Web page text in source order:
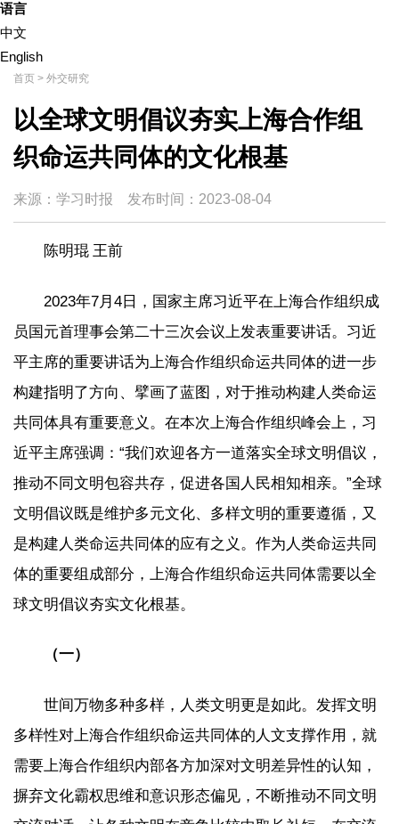
语言
中文
English
首页 > 外交研究
以全球文明倡议夯实上海合作组
织命运共同体的文化根基
来源：学习时报 发布时间： 2023-08-04
陈明琨 王前
2023年7月4日，国家主席习近平在上海合作组织成
员国元首理事会第二十三次会议上发表重要讲话。习近
平主席的重要讲话为上海合作组织命运共同体的进一步
构建指明了方向、擘画了蓝图，对于推动构建人类命运
共同体具有重要意义。在本次上海合作组织峰会上，习
近平主席强调：“我们欢迎各方一道落实全球文明倡议，
推动不同文明包容共存，促进各国人民相知相亲。”全球
文明倡议既是维护多元文化、多样文明的重要遵循，又
是构建人类命运共同体的应有之义。作为人类命运共同
体的重要组成部分，上海合作组织命运共同体需要以全
球文明倡议夯实文化根基。
（一）
世间万物多种多样，人类文明更是如此。发挥文明
多样性对上海合作组织命运共同体的人文支撑作用，就
需要上海合作组织内部各方加深对文明差异性的认知，
摒弃文化霸权思维和意识形态偏见，不断推动不同文明